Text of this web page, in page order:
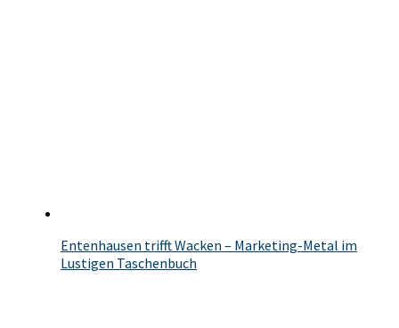
Entenhausen trifft Wacken – Marketing-Metal im
Lustigen Taschenbuch